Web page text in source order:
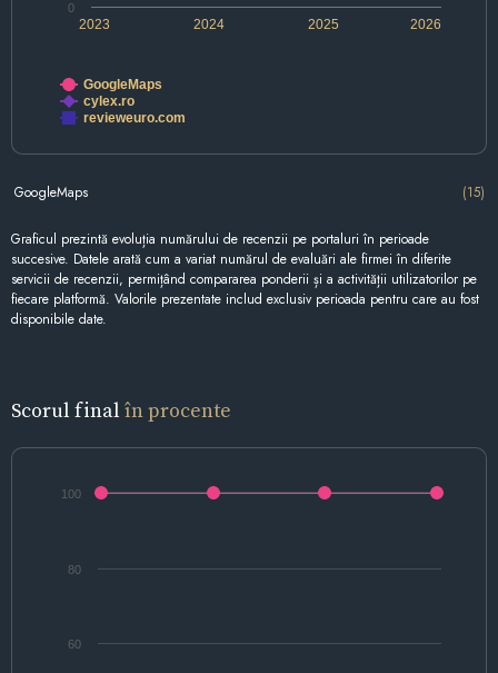
2024 2026
2023 2025
0
GoogleMaps
cylex.ro
revieweuro.com
GoogleMaps (15)
Graficul prezintă evoluția numărului de recenzii pe portaluri în perioade
succesive. Datele arată cum a variat numărul de evaluări ale firmei în diferite
servicii de recenzii, permițând compararea ponderii și a activității utilizatorilor pe
fiecare platformă. Valorile prezentate includ exclusiv perioada pentru care au fost
disponibile date.
Scorul final în procente
60
80
100